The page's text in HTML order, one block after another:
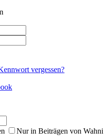
vergessen?
Nur in Beiträgen von Wahni